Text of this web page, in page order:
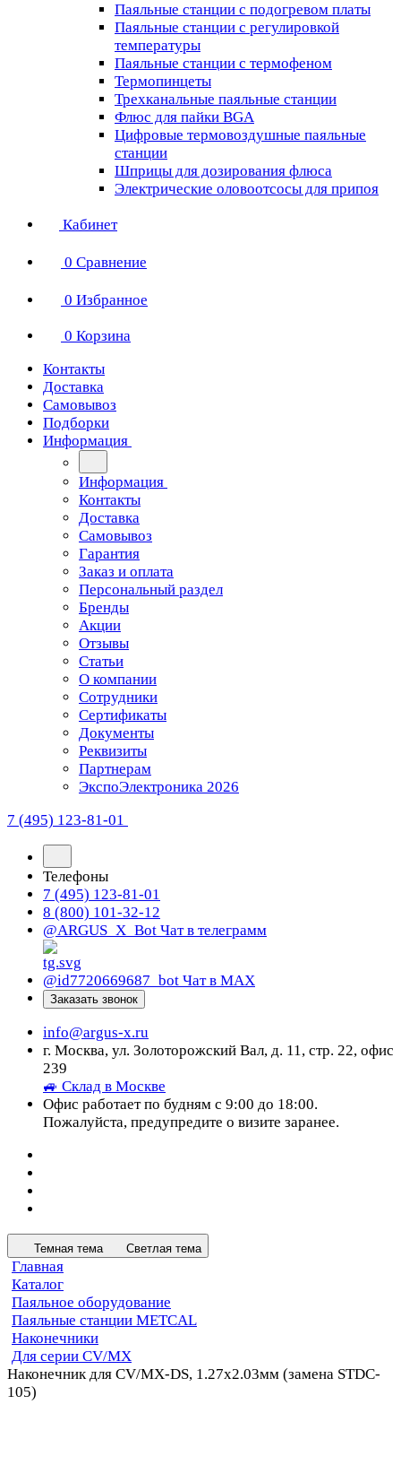
Паяльные станции с подогревом платы
Паяльные станции с регулировкой
температуры
Паяльные станции с термофеном
Термопинцеты
Трехканальные паяльные станции
Флюс для пайки BGA
Цифровые термовоздушные паяльные
станции
Шприцы для дозирования флюса
Электрические оловоотсосы для припоя
Кабинет
0 Сравнение
0 Избранное
0 Корзина
Контакты
Доставка
Самовывоз
Подборки
Информация
Информация
Контакты
Доставка
Самовывоз
Гарантия
Заказ и оплата
Персональный раздел
Бренды
Акции
Отзывы
Статьи
О компании
Сотрудники
Сертификаты
Документы
Реквизиты
Партнерам
ЭкспоЭлектроника 2026
7 (495) 123-81-01
Телефоны
7 (495) 123-81-01
8 (800) 101-32-12
@ARGUS_X_Bot Чат в телеграмм
@id7720669687_bot Чат в МАХ
Заказать звонок
info@argus-x.ru
г. Москва, ул. Золоторожский Вал, д. 11, стр. 22, офис
239
🚙 Склад в Москве
Офис работает по будням с 9:00 до 18:00.
Пожалуйста, предупредите о визите заранее.
Темная тема Светлая тема
Главная
Каталог
Паяльное оборудование
Паяльные станции METCAL
Наконечники
Для серии CV/MX
Наконечник для CV/MX-DS, 1.27х2.03мм (замена STDC-
105)